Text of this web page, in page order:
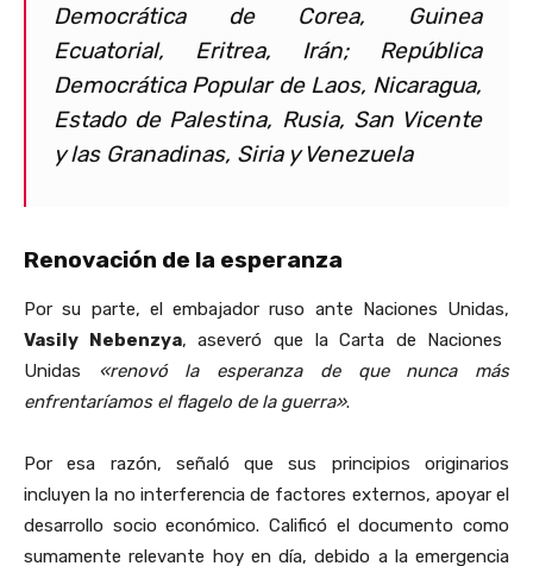
Democrática de Corea, Guinea
Ecuatorial, Eritrea, Irán; República
Democrática Popular de Laos, Nicaragua,
Estado de Palestina, Rusia, San Vicente
y las Granadinas, Siria y Venezuela
Renovación de la esperanza
Por su parte, el embajador ruso ante Naciones Unidas,
Vasily Nebenzya, aseveró que la Carta de Naciones
Unidas «renovó la esperanza de que nunca más
enfrentaríamos el flagelo de la guerra».
Por esa razón, señaló que sus principios originarios
incluyen la no interferencia de factores externos, apoyar el
desarrollo socio económico. Calificó el documento como
sumamente relevante hoy en día, debido a la emergencia